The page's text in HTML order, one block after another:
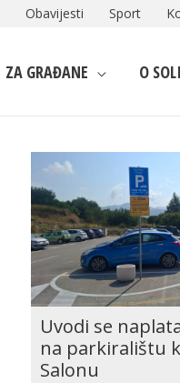
Obavijesti Sport
ZA GRAĐANE O
Uvodi se
na parkiralištu
Salonu